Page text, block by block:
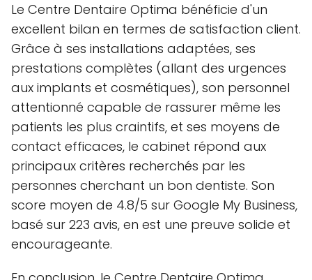
Le Centre Dentaire Optima bénéficie d'un
excellent bilan en termes de satisfaction client.
Grâce à ses installations adaptées, ses
prestations complètes (allant des urgences
aux implants et cosmétiques), son personnel
attentionné capable de rassurer même les
patients les plus craintifs, et ses moyens de
contact efficaces, le cabinet répond aux
principaux critères recherchés par les
personnes cherchant un bon dentiste. Son
score moyen de 4.8/5 sur Google My Business,
basé sur 223 avis, en est une preuve solide et
encourageante.